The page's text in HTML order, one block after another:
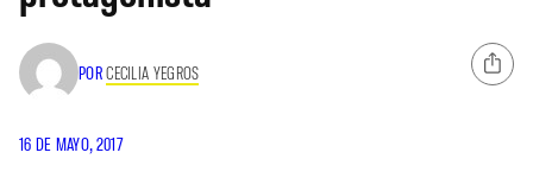
PORCECILIA YEGROS
16 DE MAYO, 2017